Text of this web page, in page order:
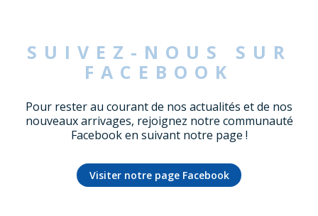
SUIVEZ-NOUS SUR
FACEBOOK
Pour rester au courant de nos actualités et de nos
nouveaux arrivages, rejoignez notre communauté
Facebook en suivant notre page !
Visiter notre page Facebook